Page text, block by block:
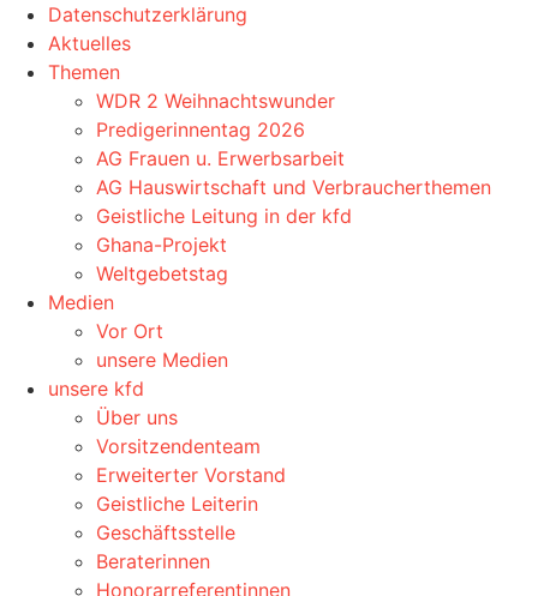
Datenschutzerklärung
Aktuelles
Themen
WDR 2 Weihnachtswunder
Predigerinnentag 2026
AG Frauen u. Erwerbsarbeit
AG Hauswirtschaft und Verbraucherthemen
Geistliche Leitung in der kfd
Ghana-Projekt
Weltgebetstag
Medien
Vor Ort
unsere Medien
unsere kfd
Über uns
Vorsitzendenteam
Erweiterter Vorstand
Geistliche Leiterin
Geschäftsstelle
Beraterinnen
Honorarreferentinnen